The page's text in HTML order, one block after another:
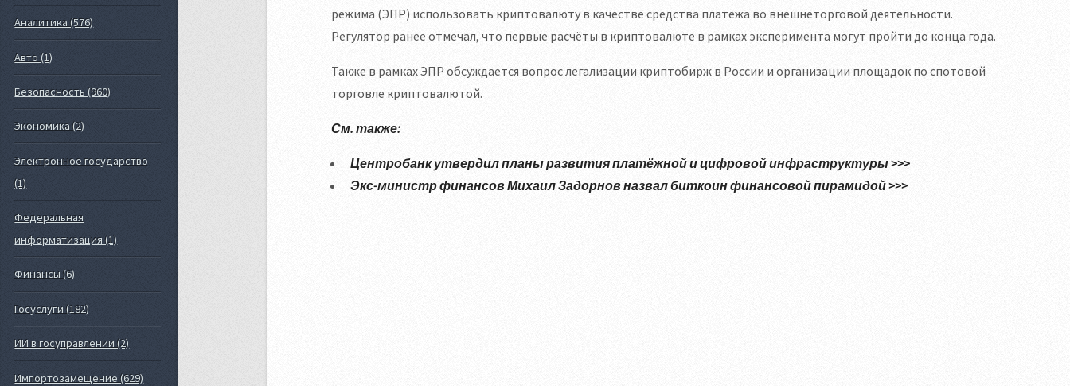
Аналитика (576)
Авто (1)
Безопасность (960)
Экономика (2)
Электронное государство
(1)
Федеральная
информатизация (1)
Финансы (6)
Госуслуги (182)
ИИ в госуправлении (2)
Импортозамещение (629)
режима (ЭПР) использовать криптовалюту в качестве средства платежа во внешнеторговой деятельности.
Регулятор ранее отмечал, что первые расчёты в криптовалюте в рамках эксперимента могут пройти до конца года.
Также в рамках ЭПР обсуждается вопрос легализации криптобирж в России и организации площадок по спотовой
торговле криптовалютой.
См. также:
Центробанк утвердил планы развития платёжной и цифровой инфраструктуры >>>
Экс-министр финансов Михаил Задорнов назвал биткоин финансовой пирамидой >>>